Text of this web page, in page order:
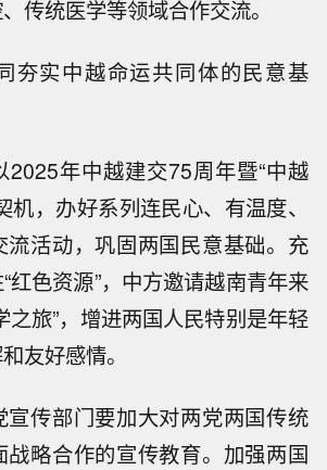
传统医学等领域合作交流。
夯实中越命运共同体的民意基
2025年中越建交75周年暨“中越
机，办好系列连民心、有温度、
活动，巩固两国民意基础。充
红色资源”，中方邀请越南青年来
之旅”，增进两国人民特别是年轻
友好感情。
宣传部门要加大对两党两国传统
战略合作的宣传教育。加强两国